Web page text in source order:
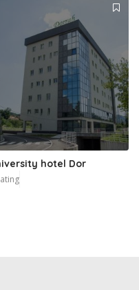
hotel Dor